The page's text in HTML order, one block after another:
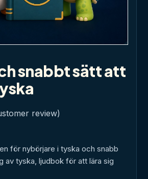
snabbt sätt att
review)
för nybörjare i tyska och snabb
av tyska, ljudbok för att lära sig